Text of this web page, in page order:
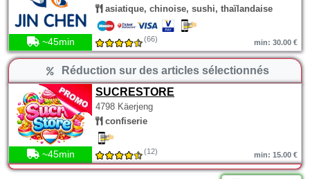
asiatique, chinoise, sushi, thaïlandaise
~45min (66) min: 30.00 €
Réduction sur des articles sélectionnés
SUCRESTORE
4798 Käerjeng
confiserie
~45min (12) min: 15.00 €